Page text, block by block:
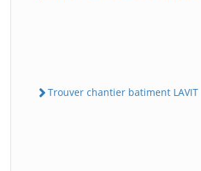
Trouver chantier batiment LAVIT